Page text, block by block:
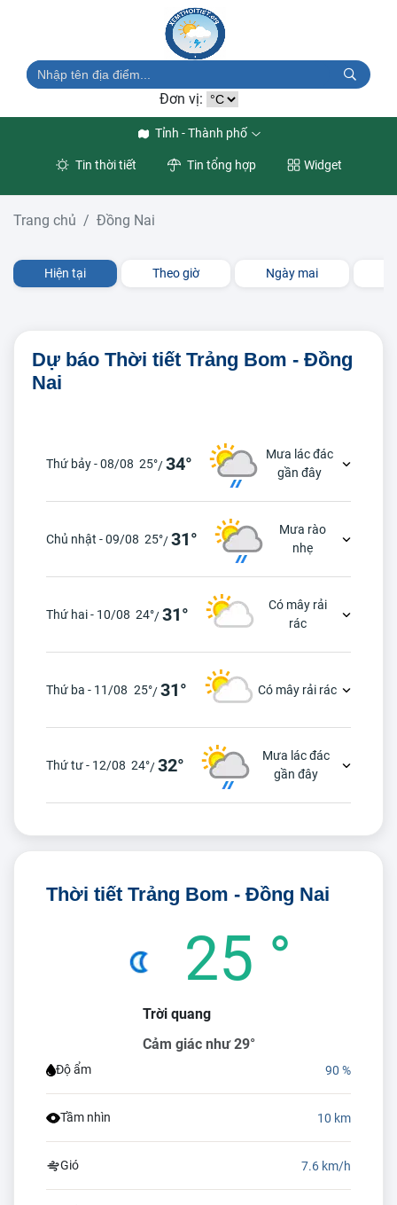
Đơn vị:
Tỉnh - Thành phố
Tin thời tiết Tin tổng hợp Widget
Trang chủ Đồng Nai
Hiện tại Theo giờ Ngày mai
Dự báo Thời tiết Trảng Bom - Đồng
Nai
Thứ bảy - 08/08 25°/34°
Mưa lác đác
gần đây
Chủ nhật - 09/08 25°/31°
Mưa rào
nhẹ
Thứ hai - 10/08 24°/31°
Có mây rải
rác
Thứ ba - 11/08 25°/31° Có mây rải rác
Thứ tư - 12/08 24°/32°
Mưa lác đác
gần đây
Thời tiết Trảng Bom - Đồng Nai
25 °
Trời quang
Cảm giác như 29°
Độ ẩm 90 %
Tầm nhìn 10 km
Gió 7.6 km/h